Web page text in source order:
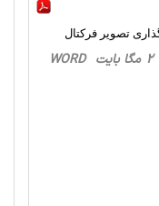
تصویر فرکتال